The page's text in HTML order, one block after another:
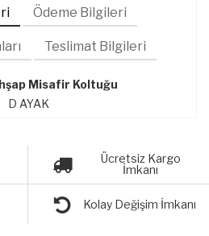
Ödeme Bilgileri
Teslimat Bilgileri
Misafir Koltuğu
D AYAK
Ücretsiz Kargo
İmkanı
Kolay Değişim İmkanı